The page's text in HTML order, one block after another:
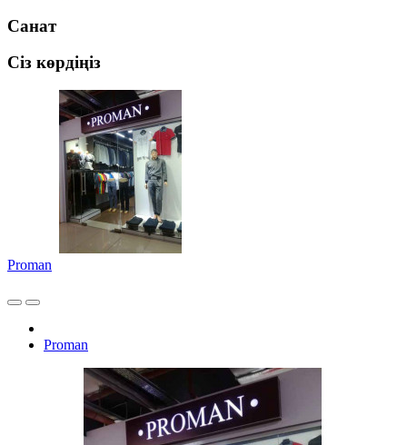
Санат
Сіз көрдіңіз
Proman
Proman